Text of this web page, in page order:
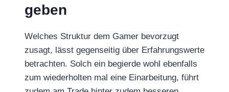
geben
Welches Struktur dem Gamer bevorzugt
zusagt, lässt gegenseitig über Erfahrungswerte
betrachten. Solch ein begierde wohl ebenfalls
zum wiederholten mal eine Einarbeitung, führt